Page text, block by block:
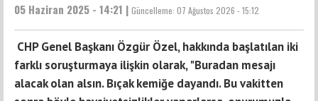
05 Haziran 2025 - 14:21 | Güncelleme: 07 Ağustos 2026 - 15:12
CHP Genel Başkanı Özgür Özel, hakkında başlatılan iki
farklı soruşturmaya ilişkin olarak, "Buradan mesajı
alacak olan alsın. Bıçak kemiğe dayandı. Bu vakitten